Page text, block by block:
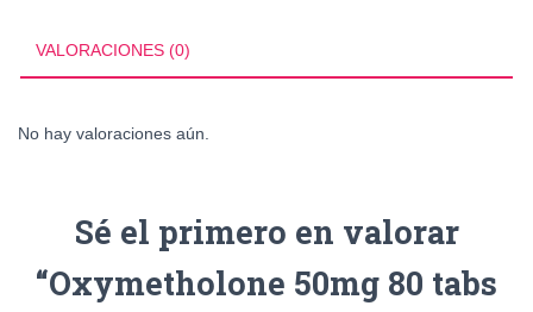
VALORACIONES (0)
No hay valoraciones aún.
Sé el primero en valorar
“Oxymetholone 50mg 80 tabs